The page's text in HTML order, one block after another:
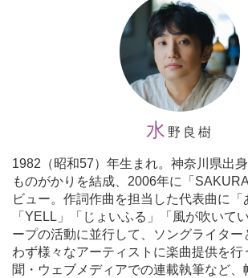
水 野良樹
1982（昭和57）年生まれ。神奈川県出
ものがかりを結成、2006年に「
ビュー。作詞作曲を担当した代表曲に「
「YELL」「じょいふる」「風が吹いて
ープの活動に並行して、ソングライター
わず様々なアーティストに楽曲提供を行
聞・ウェブメディアでの連載執筆など、